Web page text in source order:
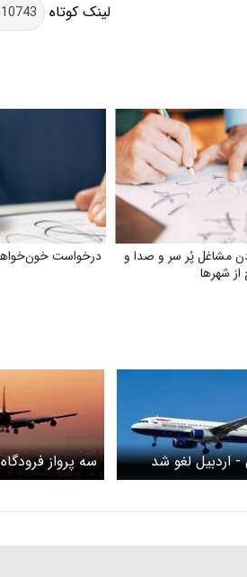
لینک کوتاه
مشاغل پُر سر و صدا و
از شهرها
درخواست
- اردبیل لغو شد
سه پرواز
مه‌گرفتگی لغو